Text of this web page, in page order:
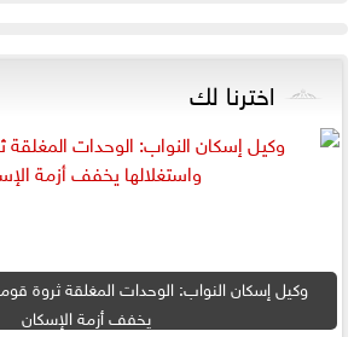
اخترنا لك
وكيل إسكان النواب: الوحدات المغلقة ثروة
يخفف أزمة الإسكان